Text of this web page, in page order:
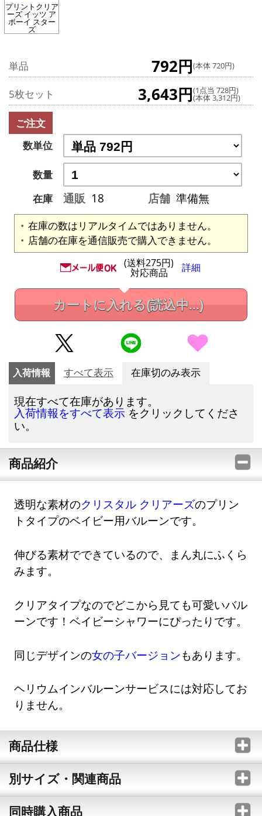
プリントクリア
ーズ イッツ ア
ボーイ スター
ズ
単品 792円(本体 720円)
5枚セット 3,643円(1点当 728円)
(本体 3,312円)
ご注文
数単位
数量
在庫
通販 18 店舗 準備無
在庫の数はリアルタイムではありません。
店舗の在庫を通信販売で購入できません。
(送料275円)
対応商品 詳細
カートに入れる(読込中...)
入荷情報 すべて表示 在庫切のみ表示
現在すべて在庫があります。
入荷情報をすべて表示 をクリックしてくださ
い。
商品紹介
透明な素材のクリスタル クリアーズのプリン
トタイプのベイビー用バルーンです。
伸びる素材でできているので、まん丸にふくら
みます。
クリアタイプなのでどこから見ても可愛いバル
ーンです！ベイビーシャワーにぴったりです。
同じデザインの女の子バージョンもあります。
ヘリウムインバルーンサービスには対応してお
りません。
商品仕様
別サイズ・関連商品
同時購入商品